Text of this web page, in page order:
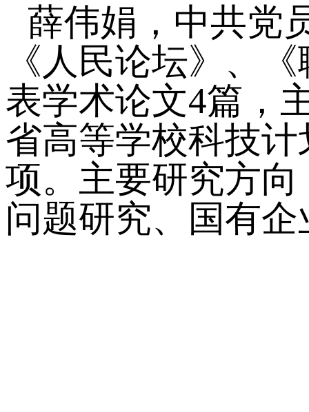
薛伟娟，中共党
《人民论坛》、
表学术论文4篇，
省高等学校科技
项。主要研究方
问题研究、国有